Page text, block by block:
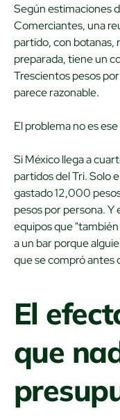
Según estimaciones
Comerciantes, una
partido, con botanas,
preparada, tiene un
Trescientos pesos
parece razonable.
El problema no es
Si México llega a
partidos del Tri. Solo
gastado 12,000
pesos por persona. Y
equipos que
a un bar porque
que se compró antes
El
que